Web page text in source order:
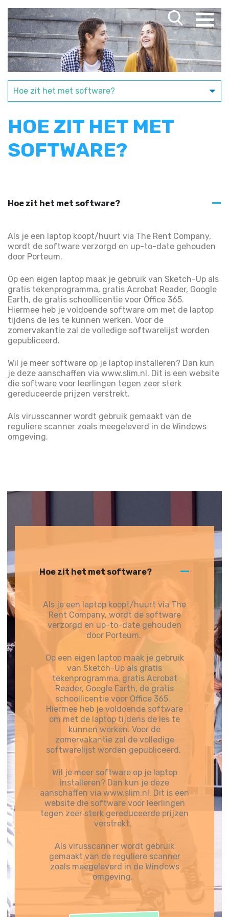
HOE ZIT HET MET
SOFTWARE?
A
Hoe zit het met software?
Als je een laptop koopt/huurt via The Rent Company,
wordt de software verzorgd en up-to-date gehouden
door Porteum.
Op een eigen laptop maak je gebruik van Sketch-Up als
gratis tekenprogramma, gratis Acrobat Reader, Google
Earth, de gratis schoollicentie voor Office 365.
Hiermee heb je voldoende software om met de laptop
tijdens de les te kunnen werken. Voor de
zomervakantie zal de volledige softwarelijst worden
gepubliceerd.
Wil je meer software op je laptop installeren? Dan kun
je deze aanschaffen via www.slim.nl. Dit is een website
die software voor leerlingen tegen zeer sterk
gereduceerde prijzen verstrekt.
Als virusscanner wordt gebruik gemaakt van de
reguliere scanner zoals meegeleverd in de Windows
omgeving.
A
Hoe zit het met software?
Als je een laptop koopt/huurt via The
Rent Company, wordt de software
verzorgd en up-to-date gehouden
door Porteum.
Op een eigen laptop maak je gebruik
van Sketch-Up als gratis
tekenprogramma, gratis Acrobat
Reader, Google Earth, de gratis
schoollicentie voor Office 365.
Hiermee heb je voldoende software
om met de laptop tijdens de les te
kunnen werken. Voor de
zomervakantie zal de volledige
softwarelijst worden gepubliceerd.
Wil je meer software op je laptop
installeren? Dan kun je deze
aanschaffen via www.slim.nl. Dit is een
website die software voor leerlingen
tegen zeer sterk gereduceerde prijzen
verstrekt.
Als virusscanner wordt gebruik
gemaakt van de reguliere scanner
zoals meegeleverd in de Windows
omgeving.